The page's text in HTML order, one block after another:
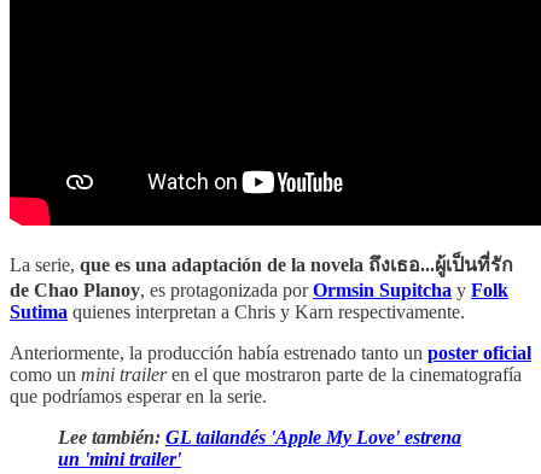
La serie, que es una adaptación de la novela ถึงเธอ...ผู้เป็นที่รัก
de Chao Planoy, es protagonizada porOrmsin Supitcha y Folk
Sutima quienes interpretan a Chris y Karn respectivamente.
Anteriormente, la producción había estrenado tanto un poster oficial
como un mini traileren el que mostraron parte de la cinematografía
que podríamos esperar en la serie.
Lee también: GL tailandés 'Apple My Love' estrena
un 'mini trailer'